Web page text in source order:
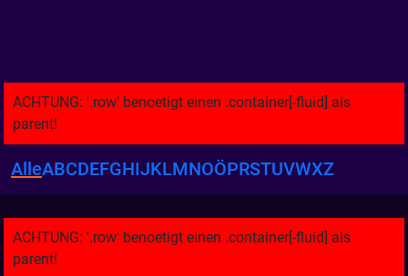
AlleABCDEFGHIJKLMNOÖPRSTUVWXZ